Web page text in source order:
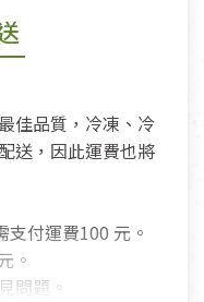
佳品質，冷凍、冷
送，因此運費也將
付運費100 元。
。
問題。